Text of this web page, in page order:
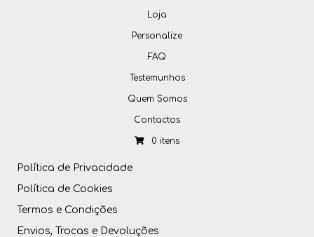
Loja
Personalize
FAQ
Testemunhos
Quem Somos
Contactos
0 itens
Política de Privacidade
Política de Cookies
Termos e Condições
Envios, Trocas e Devoluções